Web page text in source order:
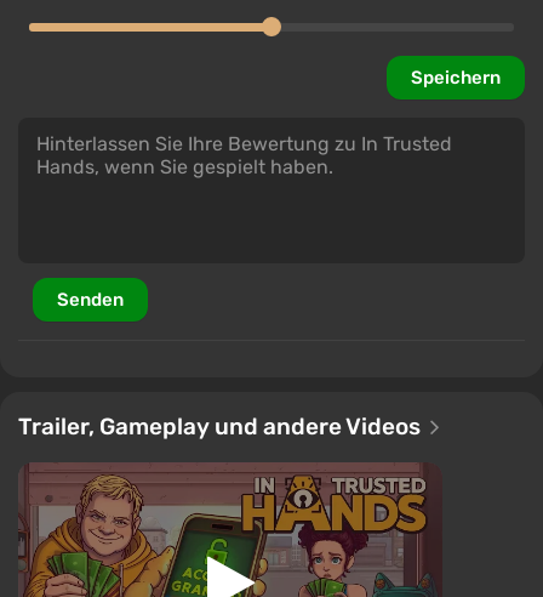
Speichern
Senden
Trailer, Gameplay und andere Videos